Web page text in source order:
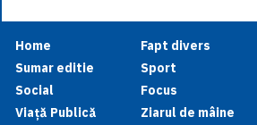
Home
Sumar editie
Social
Viață Publică
Fapt divers
Sport
Focus
Ziarul de mâine